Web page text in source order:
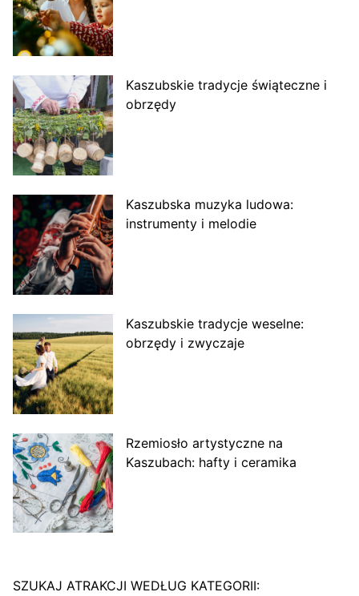
Kaszubskie tradycje świąteczne i
obrzędy
Kaszubska muzyka ludowa:
instrumenty i melodie
Kaszubskie tradycje weselne:
obrzędy i zwyczaje
Rzemiosło artystyczne na
Kaszubach: hafty i ceramika
SZUKAJ ATRAKCJI WEDŁUG KATEGORII: